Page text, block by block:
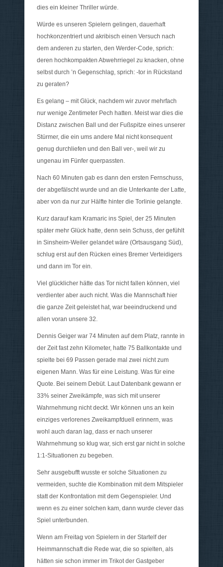
dies ein kleiner Thriller würde.
Würde es unseren Spielern gelingen, dauerhaft
hochkonzentriert und akribisch einen Versuch nach
dem anderen zu starten, den Werder-Code, sprich:
deren hochkompakten Abwehrriegel zu knacken, ohne
selbst durch ’n Gegenschlag, sprich: -tor in Rückstand
zu geraten?
Es gelang – mit Glück, nachdem wir zuvor mehrfach
nur wenige Zentimeter Pech hatten. Meist war dies die
Distanz zwischen Ball und der Fußspitze eines unserer
Stürmer, die ein ums andere Mal nicht konsequent
genug durchliefen und den Ball ver-, weil wir zu
ungenau im Fünfer querpassten.
Nach 60 Minuten gab es dann den ersten Fernschuss,
der abgefälscht wurde und an die Unterkante der Latte,
aber von da nur zur Hälfte hinter die Torlinie gelangte.
Kurz darauf kam Kramaric ins Spiel, der 25 Minuten
später mehr Glück hatte, denn sein Schuss, der gefühlt
in Sinsheim-Weiler gelandet wäre (Ortsausgang Süd),
schlug erst auf den Rücken eines Bremer Verteidigers
und dann im Tor ein.
Viel glücklicher hätte das Tor nicht fallen können, viel
verdienter aber auch nicht. Was die Mannschaft hier
die ganze Zeit geleistet hat, war beeindruckend und
allen voran unsere 32.
Dennis Geiger war 74 Minuten auf dem Platz, rannte in
der Zeit fast zehn Kilometer, hatte 75 Ballkontakte und
spielte bei 69 Passen gerade mal zwei nicht zum
eigenen Mann. Was für eine Leistung. Was für eine
Quote. Bei seinem Debüt. Laut Datenbank gewann er
33% seiner Zweikämpfe, was sich mit unserer
Wahrnehmung nicht deckt. Wir können uns an kein
einziges verlorenes Zweikampfduell erinnern, was
wohl auch daran lag, dass er nach unserer
Wahrnehmung so klug war, sich erst gar nicht in solche
1:1-Situationen zu begeben.
Sehr ausgebufft wusste er solche Situationen zu
vermeiden, suchte die Kombination mit dem Mitspieler
statt der Konfrontation mit dem Gegenspieler. Und
wenn es zu einer solchen kam, dann wurde clever das
Spiel unterbunden.
Wenn am Freitag von Spielern in der Startelf der
Heimmannschaft die Rede war, die so spielten, als
hätten sie schon immer im Trikot der Gastgeber